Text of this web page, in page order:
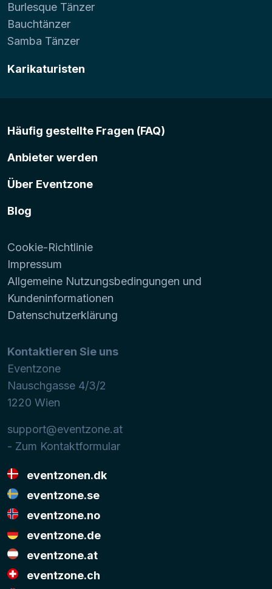
Burlesque Tänzer
Bauchtänzer
Samba Tänzer
Karikaturisten
Häufig gestellte Fragen (FAQ)
Anbieter werden
Über Eventzone
Blog
Cookie-Richtlinie
Impressum
Allgemeine Nutzungsbedingungen und
Kundeninformationen
Datenschutzerklärung
Kontaktieren Sie uns
Eventzone
Nauschgasse 4/3/2
1220 Wien
support@eventzone.at
- Zum Kontaktformular
eventzonen.dk
eventzone.se
eventzone.no
eventzone.de
eventzone.at
eventzone.ch